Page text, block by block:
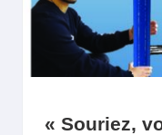
« Souriez,